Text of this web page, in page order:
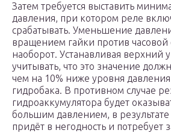
Затем требуется выставить
давления, при котором реле
срабатывать. Уменьшение
вращением гайки против часовой
наоборот. Устанавливая верхний
учитывать, что это значение
чем на 10% ниже уровня давления
гидробака. В противном случае
гидроаккумулятора будет
большим давлением, в результате
придёт в негодность и потребует